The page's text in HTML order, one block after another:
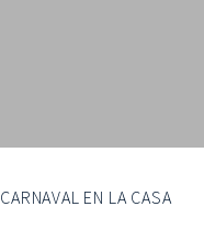
CARNAVAL EN LA CASA